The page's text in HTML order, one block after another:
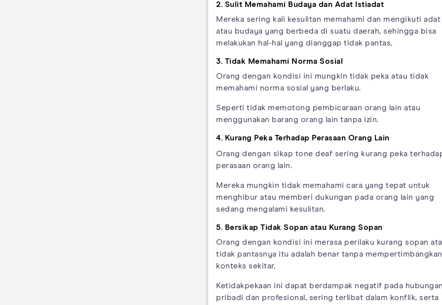
2. Sulit Memahami Budaya dan Adat Istiadat
Mereka sering kali kesulitan memahami dan mengikuti adat
atau budaya yang berbeda di suatu daerah, sehingga bisa
melakukan hal-hal yang dianggap tidak pantas.
3. Tidak Memahami Norma Sosial
Orang dengan kondisi ini mungkin tidak peka atau tidak
memahami norma sosial yang berlaku.
Seperti tidak memotong pembicaraan orang lain atau
menggunakan barang orang lain tanpa izin.
4. Kurang Peka Terhadap Perasaan Orang Lain
Orang dengan sikap tone deaf sering kurang peka
perasaan orang lain.
Mereka mungkin tidak memahami cara yang tepat untuk
menghibur atau memberi dukungan pada orang lain yang
sedang mengalami kesulitan.
5. Bersikap Tidak Sopan atau Kurang Sopan
Orang dengan kondisi ini merasa perilaku kurang sopan
tidak pantasnya itu adalah benar tanpa mempertimbangkan
konteks sekitar.
Ketidakpekaan ini dapat berdampak negatif pada
pribadi dan profesional, sering terlibat dalam konflik, serta